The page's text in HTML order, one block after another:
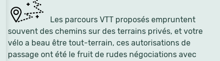
Les parcours VTT proposés empruntent
souvent des chemins sur des terrains privés, et votre
vélo a beau être tout-terrain, ces autorisations de
passage ont été le fruit de rudes négociations avec